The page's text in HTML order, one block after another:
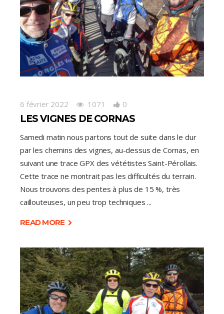
6 février 2022 1071 0
LES VIGNES DE CORNAS
Samedi matin nous partons tout de suite dans le dur
par les chemins des vignes, au-dessus de Cornas, en
suivant une trace GPX des vététistes Saint-Pérollais.
Cette trace ne montrait pas les difficultés du terrain.
Nous trouvons des pentes à plus de 15 %, très
caillouteuses, un peu trop techniques
READ MORE